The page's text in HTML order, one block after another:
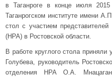
в Таганроге в конце июля
Таганрогском институте имени
стол с участием представителей
(НРА) в Ростовской области.
В работе круглого стола
Голубева, руководитель
отделения НРА О.А.